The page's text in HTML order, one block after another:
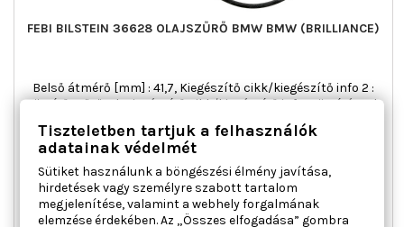
FEBI BILSTEIN 36628 OLAJSZŰRŐ BMW BMW (BRILLIANCE)
Belső átmérő [mm] : 41,7, Kiegészítő cikk/kiegészítő info 2 :
tömítőgyűrűvel, Kiegészítő cikk/kiegészítő info : Tömítéssel,
Külső átmérő [mm] : 73,5, Magasság [mm] : 79, OE-számhoz :
11 42 7 953 129, Szűrő kivitel : Szűrőbetét, Tömeg [kg] : 0,043
Ár
3 011 Ft
ár
 Kosárba Bővebben
 Raktáron
Tiszteletben tartjuk a felhasználók
adatainak védelmét
Sütiket használunk a böngészési élmény javítása,
hirdetések vagy személyre szabott tartalom
megjelenítése, valamint a webhely forgalmának
elemzése érdekében. Az „Összes elfogadása” gombra